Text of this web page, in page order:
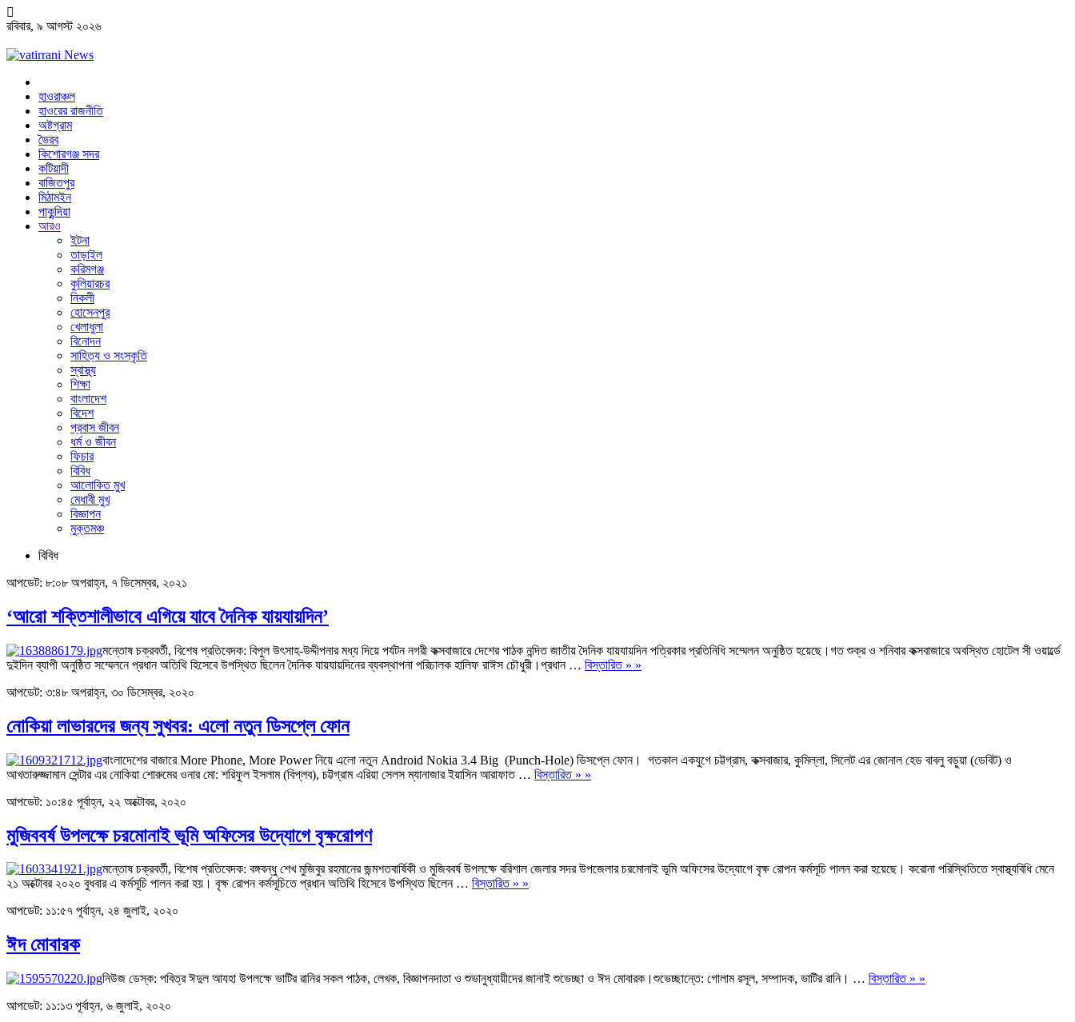
রবিবার, ৯ আগস্ট ২০২৬
হাওরাঞ্চল
হাওরের রাজনীতি
অষ্টগ্রাম
ভৈরব
কিশোরগঞ্জ সদর
কটিয়াদী
বাজিতপুর
মিঠামইন
পাকুন্দিয়া
আরও
ইটনা
তাড়াইল
করিমগঞ্জ
কুলিয়ারচর
নিকলী
হোসেনপুর
খেলাধুলা
বিনোদন
সাহিত্য ও সংস্কৃতি
স্বাস্থ্য
শিক্ষা
বাংলাদেশ
বিদেশ
প্রবাস জীবন
ধর্ম ও জীবন
ফিচার
বিবিধ
আলোকিত মুখ
মেধাবী মুখ
বিজ্ঞাপন
মুক্তমঞ্চ
বিবিধ
আপডেট: ৮:০৮ অপরাহ্ন, ৭ ডিসেম্বর, ২০২১
‘আরো শক্তিশালীভাবে এগিয়ে যাবে দৈনিক যায়যায়দিন’
মন্তোষ চক্রবর্তী, বিশেষ প্রতিবেদক: বিপুল উৎসাহ-উদ্দীপনার মধ্য দিয়ে পর্যটন নগরী কক্সবাজারে দেশের পাঠক নন্দিত জাতীয় দৈনিক যায়যায়দিন পত্রিকার প্রতিনিধি সম্মেলন অনুষ্ঠিত হয়েছে।গত শুক্র ও শনিবার কক্সবাজারে অবস্থিত হোটেল সী ওয়ার্ল্ডে
দুইদিন ব্যাপী অনুষ্ঠিত সম্মেলনে প্রধান অতিথি হিসেবে উপস্থিত ছিলেন দৈনিক যায়যায়দিনের ব্যবস্থাপনা পরিচালক হালিফ রাঈস চৌধুরী।প্রধান … বিস্তারিত » »
আপডেট: ৩:৪৮ অপরাহ্ন, ৩০ ডিসেম্বর, ২০২০
নোকিয়া লাভারদের জন্য সুখবর: এলো নতুন ডিসপ্লে ফোন
বাংলাদেশের বাজারে More Phone, More Power নিয়ে এলো নতুন Android Nokia 3.4 Big (Punch-Hole) ডিসপ্লে ফোন। গতকাল একযুগে চট্টগ্রাম, কক্সবাজার, কুমিল্লা, সিলেট এর জোনাল হেড বাবলু বড়ুয়া (ডেবিট) ও
আখতারুজ্জামান সেন্টার এর নোকিয়া শোরুমের ওনার মো: শরিফুল ইসলাম (বিপ্লব), চট্টগ্রাম এরিয়া সেলস ম্যানাজার ইয়াসিন আরাফাত … বিস্তারিত » »
আপডেট: ১০:৪৫ পূর্বাহ্ন, ২২ অক্টোবর, ২০২০
মুজিববর্ষ উপলক্ষে চরমোনাই ভূমি অফিসের উদ্যোগে বৃক্ষরোপণ
মন্তোষ চক্রবর্তী, বিশেষ প্রতিবেদক: বঙ্গবন্ধু শেখ মুজিবুর রহমানের জন্মশতবার্ষিকী ও মুজিববর্ষ উপলক্ষে বরিশাল জেলার সদর উপজেলার চরমোনাই ভূমি অফিসের উদ্যোগে বৃক্ষ রোপন কর্মসূচি পালন করা হয়েছে। করোনা পরিস্থিতিতে স্বাস্থ্যবিধি মেনে
২১ অক্টোবর ২০২০ বুধবার এ কর্মসূচি পালন করা হয়। বৃক্ষ রোপন কর্মসূচিতে প্রধান অতিথি হিসেবে উপস্থিত ছিলেন … বিস্তারিত » »
আপডেট: ১১:৫৭ পূর্বাহ্ন, ২৪ জুলাই, ২০২০
ঈদ মোবারক
নিউজ ডেস্ক: পবিত্র ঈদুল আযহা উপলক্ষে ভাটির রানির সকল পাঠক, লেখক, বিজ্ঞাপনদাতা ও শুভানুধ্যায়ীদের জানাই শুভেচ্ছা ও ঈদ মোবারক।শুভেচ্ছান্তে: গোলাম রসূল, সম্পাদক, ভাটির রানি। … বিস্তারিত » »
আপডেট: ১১:১৩ পূর্বাহ্ন, ৬ জুলাই, ২০২০